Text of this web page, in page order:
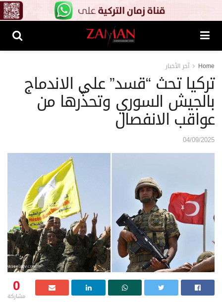
Home آخر الأخبار
تركيا تحث “قسد” على الاندماج
بالجيش السوري وتحذّرها من
عواقب الانفصال
04/09/2025
0
مشاركة